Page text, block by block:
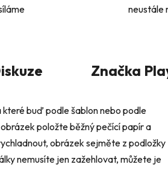
neustále
Značka
buď podle šablon nebo podle
položte běžný pečící papír a
obrázek sejměte z podložky
nemusíte jen zažehlovat, můžete je